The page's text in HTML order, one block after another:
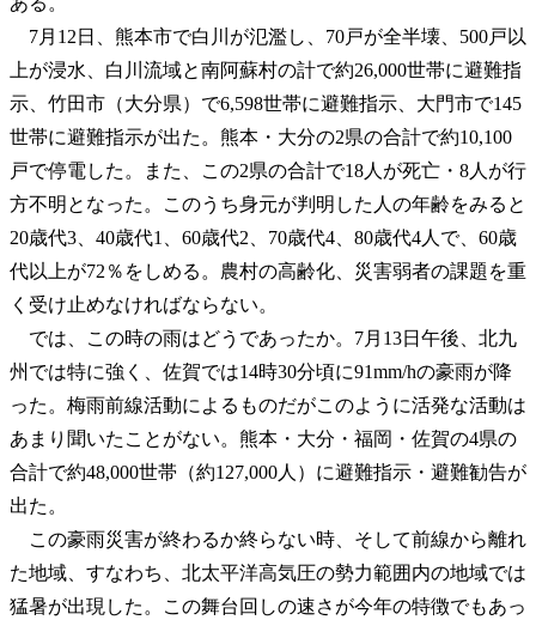
7月12日、熊本市で白川が氾濫し、70戸が全半壊、500戸以
上が浸水、白川流域と南阿蘇村の計で約26,000世帯に避難指
示、竹田市（大分県）で6,598世帯に避難指示、大門市で145
世帯に避難指示が出た。熊本・大分の2県の合計で約10,100
戸で停電した。また、この2県の合計で18人が死亡・8人が行
方不明となった。このうち身元が判明した人の年齢をみると
20歳代3、40歳代1、60歳代2、70歳代4、80歳代4人で、60歳
代以上が72％をしめる。農村の高齢化、災害弱者の課題を重
く受け止めなければならない。
では、この時の雨はどうであったか。7月13日午後、北九
州では特に強く、佐賀では14時30分頃に91mm/hの豪雨が降
った。梅雨前線活動によるものだがこのように活発な活動は
あまり聞いたことがない。熊本・大分・福岡・佐賀の4県の
合計で約48,000世帯（約127,000人）に避難指示・避難勧告が
出た。
この豪雨災害が終わるか終らない時、そして前線から離れ
た地域、すなわち、北太平洋高気圧の勢力範囲内の地域では
猛暑が出現した。この舞台回しの速さが今年の特徴でもあっ